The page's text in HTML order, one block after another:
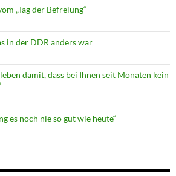
„Tag der Befreiung“
in der DDR anders war
damit, dass bei Ihnen seit Monaten kein
es noch nie so gut wie heute“